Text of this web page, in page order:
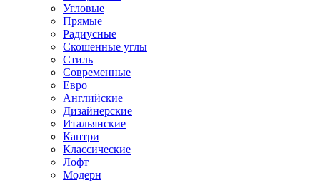
Угловые
Прямые
Радиусные
Скошенные углы
Стиль
Современные
Евро
Английские
Дизайнерские
Итальянские
Кантри
Классические
Лофт
Модерн